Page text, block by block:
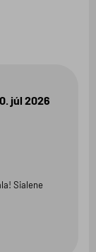
júl 2026
Sialene